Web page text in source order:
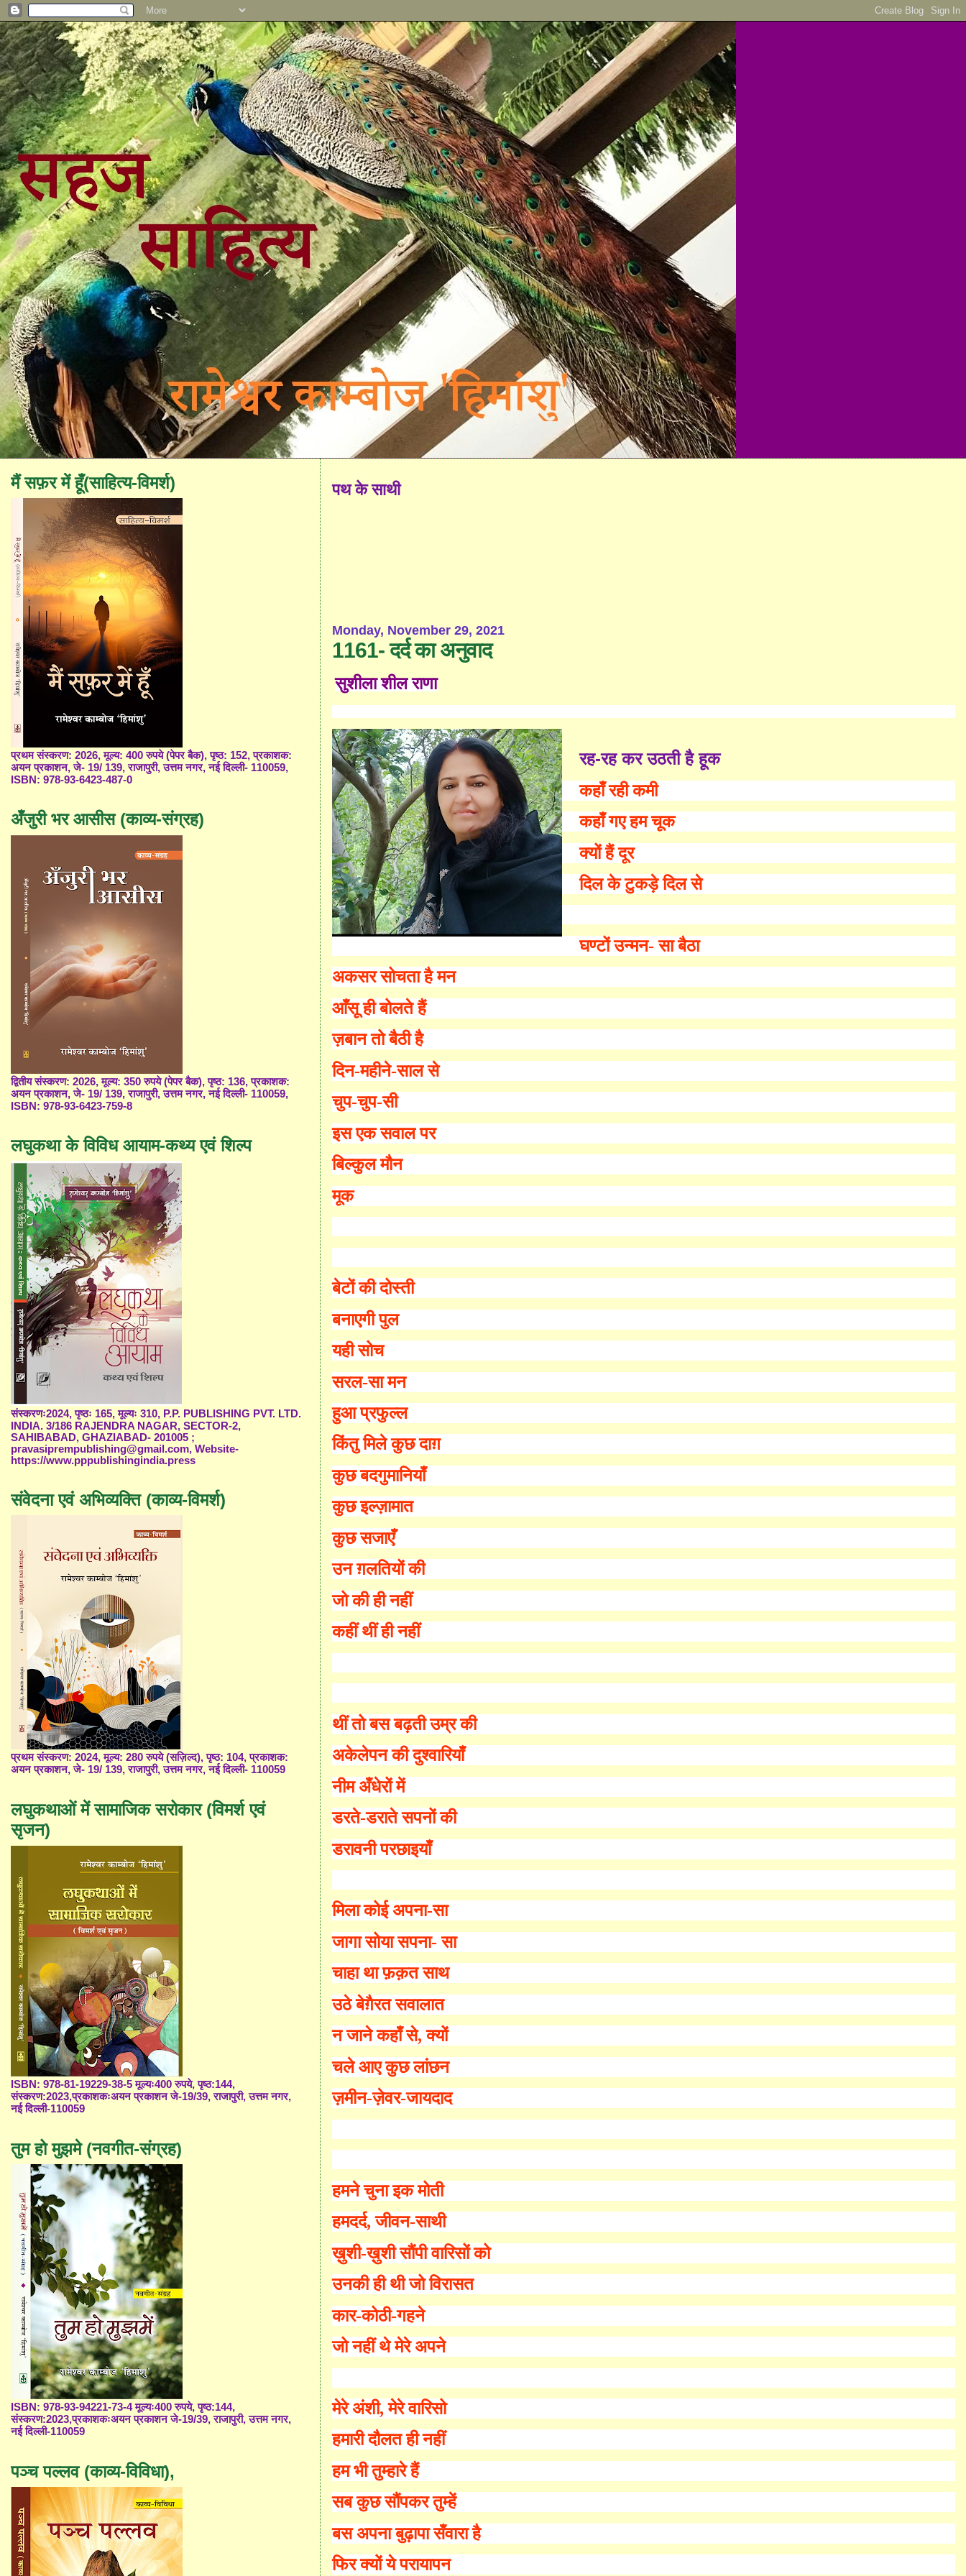
पथ के साथी
Monday, November 29, 2021
1161- दर्द का अनुवाद
सुशीला शील राणा
रह-रह कर उठती है हूक
कहाँ रही कमी
कहाँ गए हम चूक
क्यों हैं दूर
दिल के टुकड़े दिल से
घण्टों उन्मन-सा बैठा
अकसर सोचता है मन
आँसू ही बोलते हैं
ज़बान तो बैठी है
दिन-महीने-साल से
चुप-चुप-सी
इस एक सवाल पर
बिल्कुल मौन
मूक
बेटों की दोस्ती
बनाएगी पुल
यही सोच
सरल-सा मन
हुआ प्रफुल्ल
किंतु मिले कुछ दाग़
कुछ बदगुमानियाँ
कुछ इल्ज़ामात
कुछ सजाएँ
उन ग़लतियों की
जो की ही नहीं
कहीं थीं ही नहीं
थीं तो बस बढ़ती उम्र की
अकेलेपन की दुश्वारियाँ
नीम अँधेरों में
डरते-डराते सपनों की
डरावनी परछाइयाँ
मिला कोई अपना-सा
जागा सोया सपना-सा
चाहा था फ़क़त साथ
उठे बेग़ैरत सवालात
न जाने कहाँ से,क्यों
चले आए कुछ लांछन
ज़मीन-ज़ेवर-जायदाद
हमने चुना इक मोती
हमदर्द,जीवन-साथी
ख़ुशी-ख़ुशी सौंपी वारिसों को
उनकी ही थी जो विरासत
कार-कोठी-गहने
जो नहीं थे मेरे अपने
मेरे अंशी,मेरे वारिसो
हमारी दौलत ही नहीं
हम भी तुम्हारे हैं
सब कुछ सौंपकर तुम्हें
बस अपना बुढ़ापा सँवारा है
फिर क्यों ये परायापन
मैं सफ़र में हूँ(साहित्य-विमर्श)
प्रथम संस्करण: 2026, मूल्य: 400 रुपये (पेपर बैक), पृष्ठ: 152, प्रकाशक:
अयन प्रकाशन, जे- 19/ 139, राजापुरी, उत्तम नगर, नई दिल्ली- 110059,
ISBN: 978-93-6423-487-0
अँजुरी भर आसीस (काव्य-संग्रह)
द्वितीय संस्करण: 2026, मूल्य: 350 रुपये (पेपर बैक), पृष्ठ: 136, प्रकाशक:
अयन प्रकाशन, जे- 19/ 139, राजापुरी, उत्तम नगर, नई दिल्ली- 110059,
ISBN: 978-93-6423-759-8
लघुकथा के विविध आयाम-कथ्य एवं शिल्प
संस्करणः2024, पृष्ठः 165, मूल्यः 310, P.P. PUBLISHING PVT. LTD.
INDIA. 3/186 RAJENDRA NAGAR, SECTOR-2,
SAHIBABAD, GHAZIABAD- 201005 ;
pravasiprempublishing@gmail.com, Website-
https://www.pppublishingindia.press
संवेदना एवं अभिव्यक्ति (काव्य-विमर्श)
प्रथम संस्करण: 2024, मूल्य: 280 रुपये (सज़िल्द), पृष्ठ: 104, प्रकाशक:
अयन प्रकाशन, जे- 19/ 139, राजापुरी, उत्तम नगर, नई दिल्ली- 110059
लघुकथाओं में सामाजिक सरोकार (विमर्श एवं
सृजन)
ISBN: 978-81-19229-38-5 मूल्यः400 रुपये, पृष्ठ:144,
संस्करण:2023,प्रकाशकःअयन प्रकाशन जे-19/39, राजापुरी, उत्तम नगर,
नई दिल्ली-110059
तुम हो मुझमे (नवगीत-संग्रह)
ISBN: 978-93-94221-73-4 मूल्यः400 रुपये, पृष्ठ:144,
संस्करण:2023,प्रकाशकःअयन प्रकाशन जे-19/39, राजापुरी, उत्तम नगर,
नई दिल्ली-110059
पञ्च पल्लव (काव्य-विविधा),